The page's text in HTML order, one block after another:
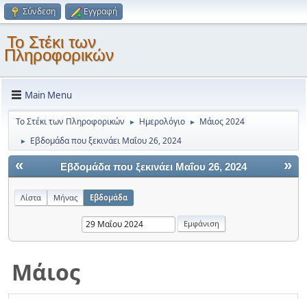
Σύνδεση Εγγραφή
Το Στέκι των
Πληροφορικών
Main Menu
Το Στέκι των Πληροφορικών ► Ημερολόγιο ► Μάιος 2024
► Εβδομάδα που ξεκινάει Μαΐου 26, 2024
« »
Εβδομάδα που ξεκινάει Μαΐου 26, 2024
Λίστα Μήνας Εβδομάδα
Μάιος